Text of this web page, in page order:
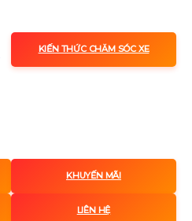
KIẾN THỨC CHĂM SÓC XE
KHUYẾN MÃI
LIÊN HỆ